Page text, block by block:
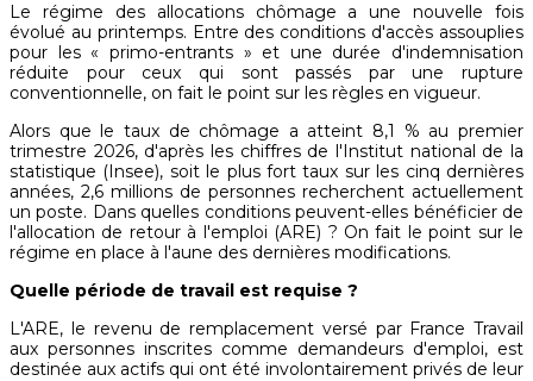
Le régime des allocations chômage a une nouvelle fois
évolué au printemps. Entre des conditions d'accès assouplies
pour les « primo-entrants » et une durée d'indemnisation
réduite pour ceux qui sont passés par une rupture
conventionnelle, on fait le point sur les règles en vigueur.
Alors que le taux de chômage a atteint 8,1 % au premier
trimestre 2026, d'après les chiffres de l'Institut national de la
statistique (Insee), soit le plus fort taux sur les cinq dernières
années, 2,6 millions de personnes recherchent actuellement
un poste. Dans quelles conditions peuvent-elles bénéficier de
l'allocation de retour à l'emploi (ARE) ? On fait le point sur le
régime en place à l'aune des dernières modifications.
Quelle période de travail est requise ?
L'ARE, le revenu de remplacement versé par France Travail
aux personnes inscrites comme demandeurs d'emploi, est
destinée aux actifs qui ont été involontairement privés de leur